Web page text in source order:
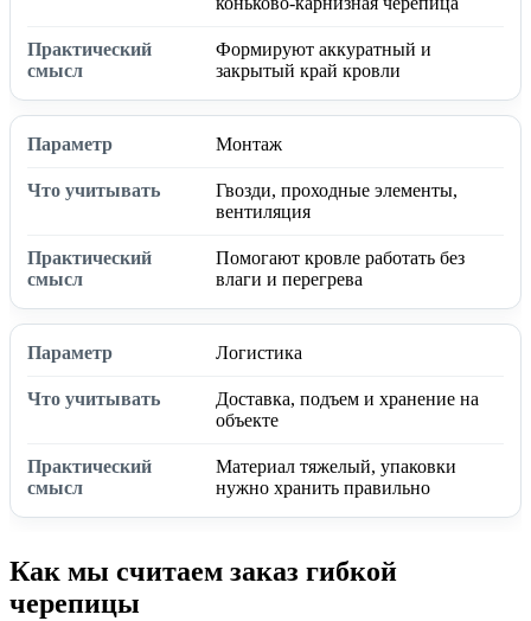
Формируют аккуратный и
закрытый край кровли
Монтаж
Гвозди, проходные элементы,
вентиляция
Помогают кровле работать без
влаги и перегрева
Логистика
Доставка, подъем и хранение на
объекте
Материал тяжелый, упаковки
нужно хранить правильно
Как мы считаем заказ гибкой
черепицы